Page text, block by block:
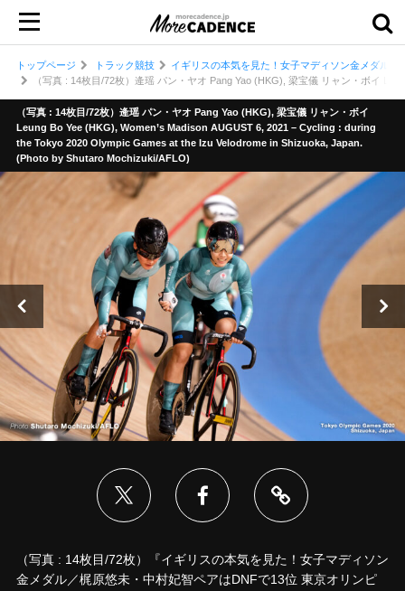
トップページ トラック競技
イギリスの本気を見た！女子マディソン金メダル
（写真 : 14枚目/72枚）逄瑶 パン・ヤオ Pang Yao (HKG), 梁宝儀 リャン・ボイ
（写真 : 14枚目/72枚）逄瑶 パン・ヤオ Pang Yao (HKG), 梁宝儀 リャン・ボイ
Leung Bo Yee (HKG), Women’s Madison AUGUST 6, 2021 – Cycling : during
the Tokyo 2020 Olympic Games at the Izu Velodrome in Shizuoka, Japan.
(Photo by Shutaro Mochizuki/AFLO)
（写真 : 14枚目/72枚）『イギリスの本気を見た！女子マディソン
金メダル／梶原悠未・中村妃智ペアはDNFで13位 東京オリンピ